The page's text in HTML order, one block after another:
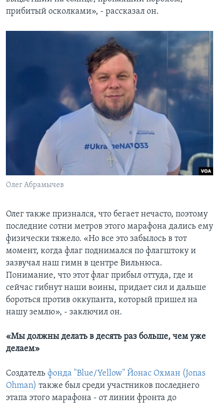
прибитый осколками», - рассказал он.
Олег Абрамычев
Олег также признался, что бегает нечасто, поэтому
последние сотни метров этого марафона дались ему
физически тяжело. «Но все это забылось в тот
момент, когда флаг поднимался по флагштоку и
зазвучал наш гимн в центре Вильнюса.
Понимание, что этот флаг прибыл оттуда, где и
сейчас гибнут наши воины, придает сил и дальше
бороться против оккупанта, который пришел на
нашу землю», - заключил он.
«Мы должны делать в десять раз больше, чем уже
делаем»
Создатель фонда "Blue/Yellow" Йонас Охман (Jonas
Ohman) также был среди участников последнего
этапа этого марафона - от линии фронта до